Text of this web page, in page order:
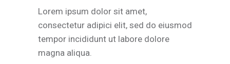
Lorem ipsum dolor sit amet,
consectetur adipici elit, sed do eiusmod
tempor incididunt ut labore dolore
magna aliqua.